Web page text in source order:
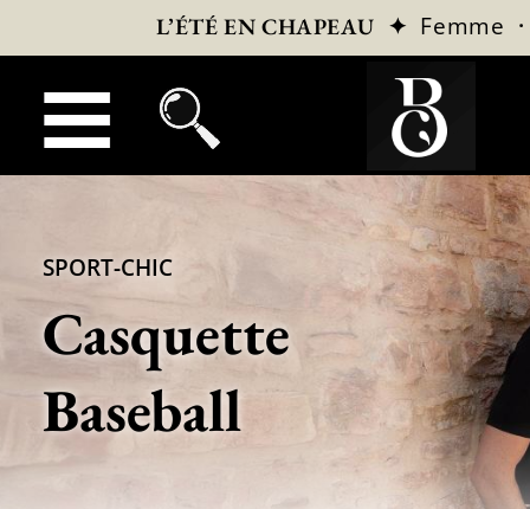
L’ÉTÉ EN CHAPEAU ✦ Femme
SPORT-CHIC
Casquette
Baseball